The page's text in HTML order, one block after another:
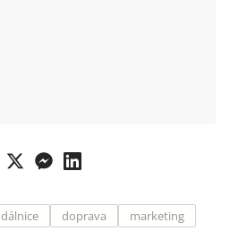
dálnice doprava
marketing